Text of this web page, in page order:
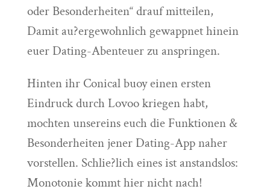
oder Besonderheiten“ drauf mitteilen,
Damit au?ergewohnlich gewappnet hinein
euer Dating-Abenteuer zu anspringen.
Hinten ihr Conical buoy einen ersten
Eindruck durch Lovoo kriegen habt,
mochten unsereins euch die Funktionen &
Besonderheiten jener Dating-App naher
vorstellen. Schlie?lich eines ist anstandslos:
Monotonie kommt hier nicht nach!